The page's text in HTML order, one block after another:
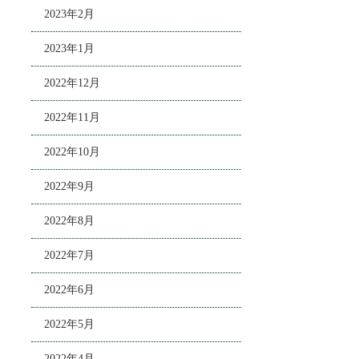
2023年2月
2023年1月
2022年12月
2022年11月
2022年10月
2022年9月
2022年8月
2022年7月
2022年6月
2022年5月